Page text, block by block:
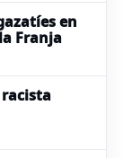
en
Franja
racista